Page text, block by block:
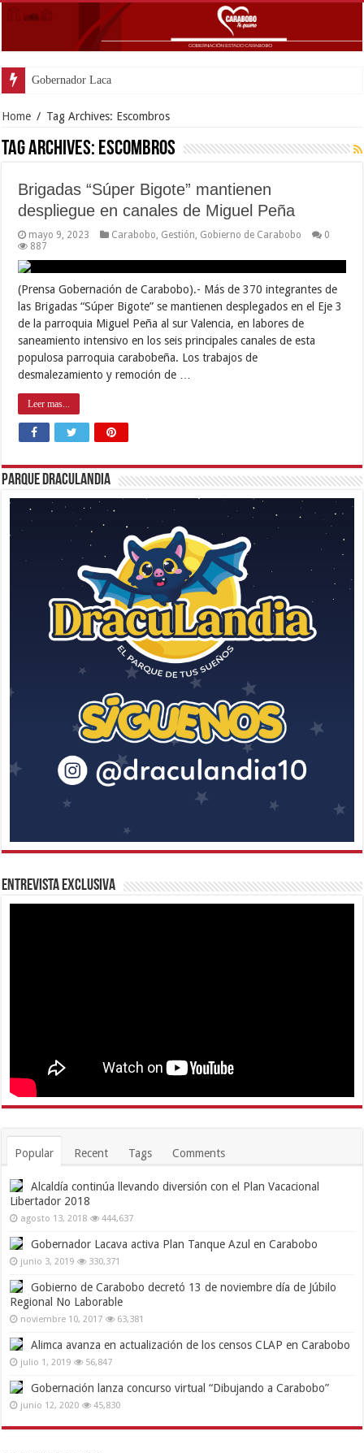
Gobernador Lacava anun
Home / Tag Archives: Escombros
Tag Archives: Escombros
Brigadas “Súper Bigote” mantienen
despliegue en canales de Miguel Peña
mayo 9, 2023 Carabobo Gestión Gobierno de Carabobo
0
887
(Prensa Gobernación de Carabobo).- Más de 370 integrantes de
las Brigadas “Súper Bigote” se mantienen desplegados en el Eje 3
de la parroquia Miguel Peña al sur Valencia, en labores de
saneamiento intensivo en los seis principales canales de esta
populosa parroquia carabobeña. Los trabajos de
desmalezamiento y remoción de …
Leer mas...
Parque Draculandia
Entrevista Exclusiva
Popular Recent Tags Comments
Alcaldía continúa llevando diversión con el Plan Vacacional
Libertador 2018
agosto 13, 2018 444,637
Gobernador Lacava activa Plan Tanque Azul en Carabobo
junio 3, 2019 330,371
Gobierno de Carabobo decretó 13 de noviembre día de Júbilo
Regional No Laborable
noviembre 10, 2017 63,381
Alimca avanza en actualización de los censos CLAP en Carabobo
julio 1, 2019 56,847
Gobernación lanza concurso virtual “Dibujando a Carabobo”
junio 12, 2020 45,830